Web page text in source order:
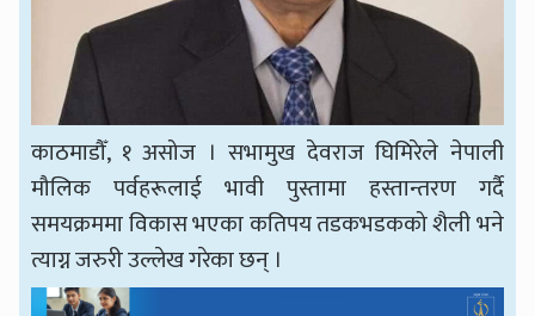
काठमाडौँ, १ असोज । सभामुख देवराज घिमिरेले नेपाली
मौलिक पर्वहरूलाई भावी पुस्तामा हस्तान्तरण गर्दै
समयक्रममा विकास भएका कतिपय तडकभडकको शैली भने
त्याग्न जरुरी उल्लेख गरेका छन् ।